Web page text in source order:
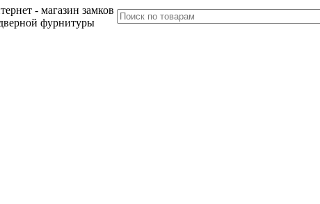
- магазин замков
фурнитуры